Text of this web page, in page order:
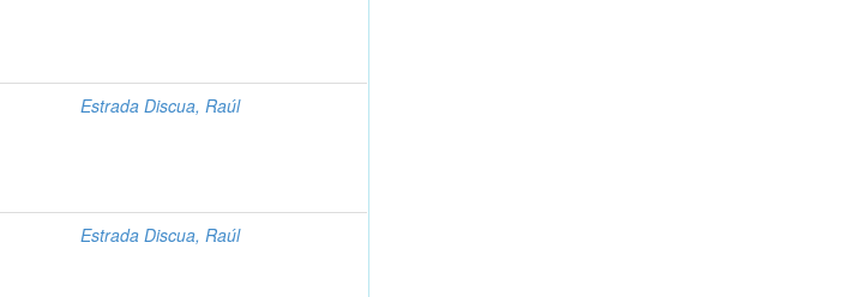
Estrada Discua, Raúl
Estrada Discua, Raúl